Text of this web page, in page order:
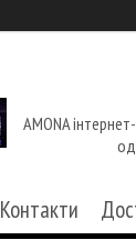
AMONA
Контакти